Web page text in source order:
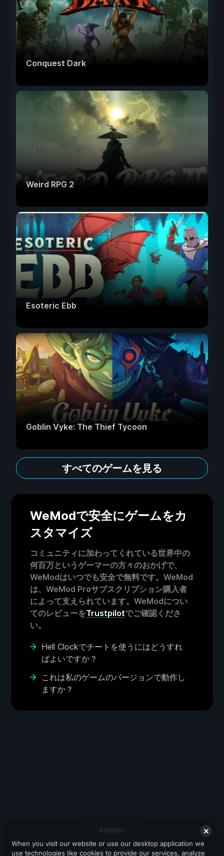
Conquest Dark
Weird RPG 2
Esoteric Ebb
Goblin Vyke: The Thief Tycoon
すべてのゲームを見る
WeModで安全にゲームをカ
スタマイズ
コミュニティに加わってくれている世界中の
何百万というゲーマーの方々のおかげで、
WeModはいつでも安全で無料です。WeMod
は、WeMod Proサブスクリプション購入者
によって支えられています。WeModについ
てのレビューをTrustpilotでご確認くださ
い。
Hell Clockでチートを使うにはどうすれ
ばよいですか？
これは私のゲームのバージョンで動作し
ますか？
利用規約
プライバシーポリシー
When you visit our website or use our desktop application we
use technologies like cookies to provide our services, analyze